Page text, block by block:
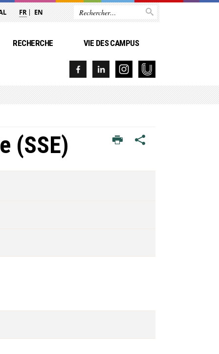
FR EN
RECHERCHE VIE DES CAMPUS
(SSE)